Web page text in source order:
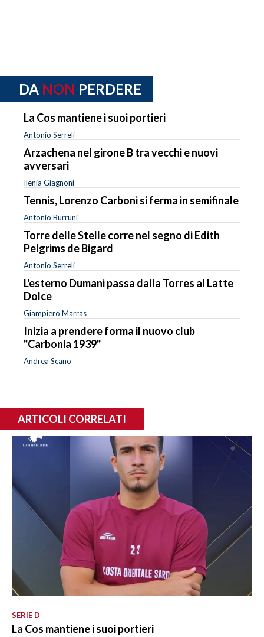
DA NON PERDERE
La Cos mantiene i suoi portieri
Antonio Serreli
Arzachena nel girone B tra vecchi e nuovi
avversari
Ilenia Giagnoni
Tennis, Lorenzo Carboni si ferma in semifinale
Antonio Burruni
Torre delle Stelle corre nel segno di Edith
Pelgrims de Bigard
Antonio Serreli
L'esterno Dumani passa dalla Torres al Latte
Dolce
Giampiero Marras
Inizia a prendere forma il nuovo club
"Carbonia 1939"
Andrea Scano
ARTICOLI CORRELATI
SERIE D
La Cos mantiene i suoi portieri